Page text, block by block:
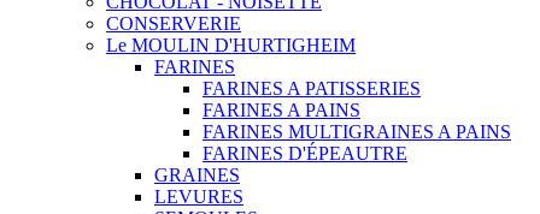
CONSERVERIE
Le MOULIN D'HURTIGHEIM
FARINES
FARINES A PATISSERIES
FARINES A PAINS
FARINES MULTIGRAINES A PAINS
FARINES D'ÉPEAUTRE
GRAINES
LEVURES